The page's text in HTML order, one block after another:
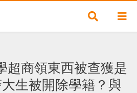
超商領東西被查獲是
生被開除學籍？與